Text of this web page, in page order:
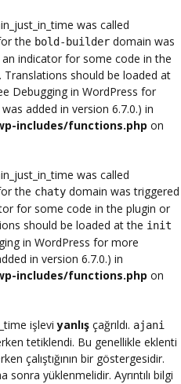
was called
the bold-builder domain was
indicator for some code in the
should be loaded at
Debugging in WordPress for
added in version 6.7.0.) in
includes/functions.php on
was called
the chaty domain was triggered
for some code in the plugin or
should be loaded at the init
in WordPress for more
in version 6.7.0.) in
includes/functions.php on
işleviyanlış çağrıldı. ajani
tetiklendi. Bu genellikle eklenti
çalıştığının bir göstergesidir.
sonra yüklenmelidir. Ayrıntılı bilgi